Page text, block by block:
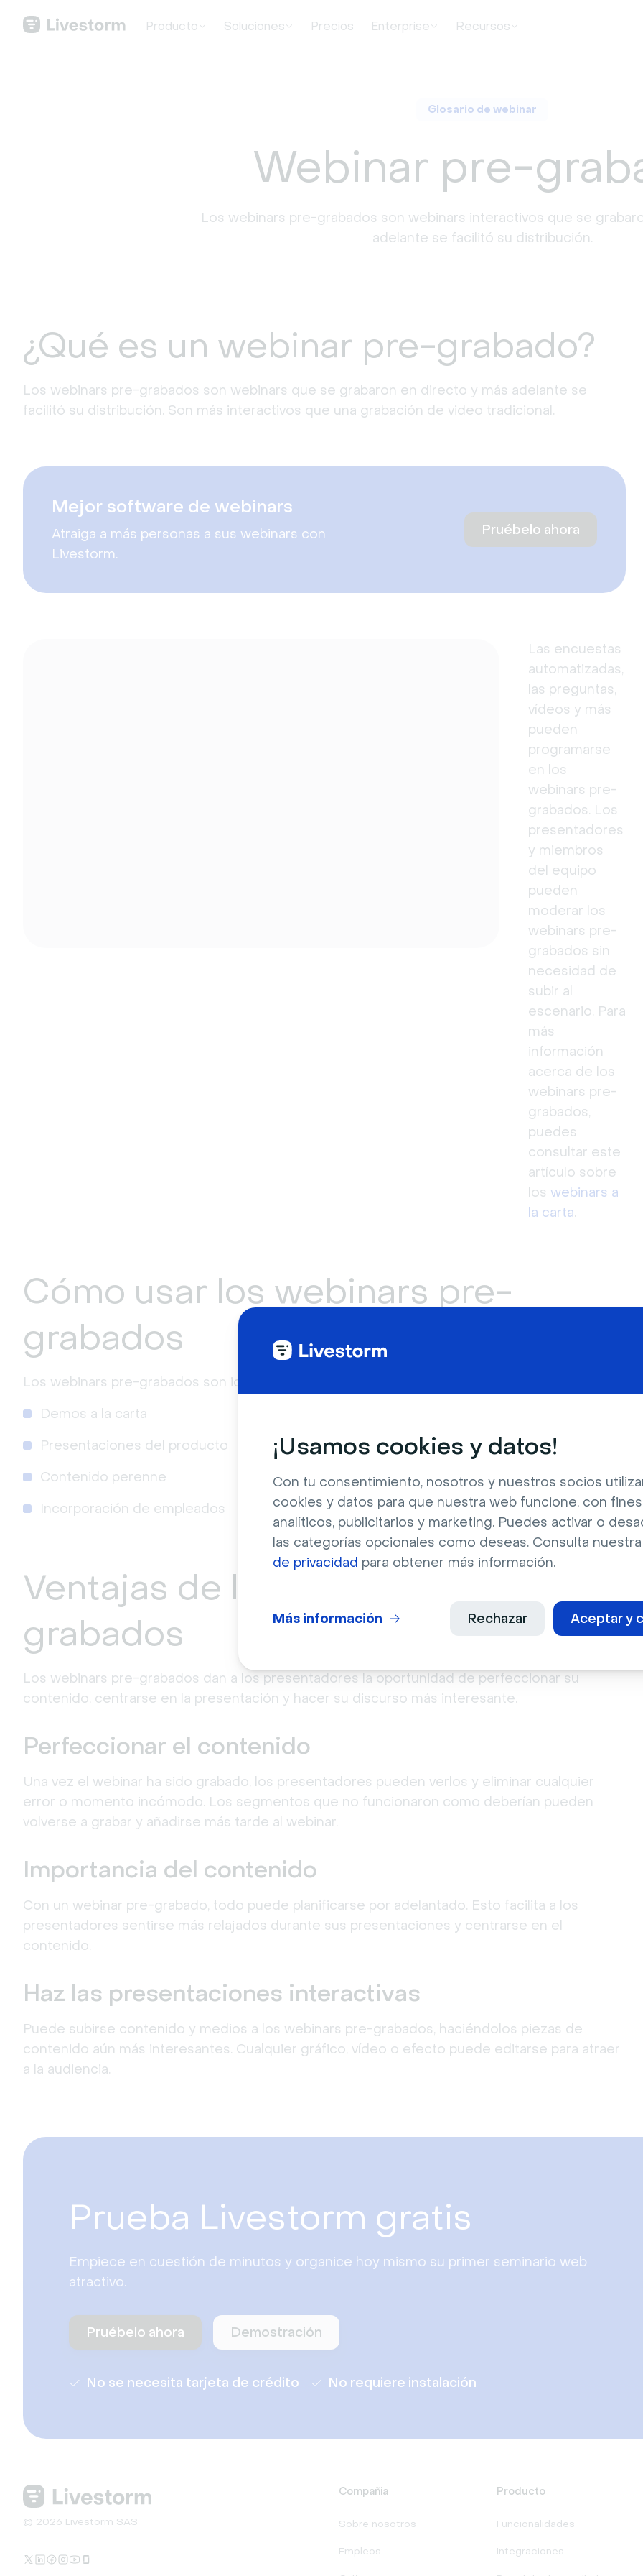
¡Usamos cookies y datos!
Con tu consentimiento, nosotros y nuestros socios
cookies y datos para que nuestra web funcione, con fines
analíticos, publicitarios y marketing. Puedes activar o
las categorías opcionales como deseas. Consulta nuestra
de privacidad para obtener más información.
Aceptar y
Rechazar
Más información
Producto Soluciones Precios Enterprise Recursos
Glosario de webinar
Webinar pre-
Los webinars pre-grabados son webinars interactivos que se
adelante se facilitó su distribución.
¿Qué es un webinar pre-grabado?
Los webinars pre-grabados son webinars que se grabaron en directo y más adelante se
facilitó su distribución. Son más interactivos que una grabación de video tradicional.
Mejor software de webinars
Atraiga a más personas a sus webinars con
Livestorm.
Pruébelo ahora
Las encuestas
automatizadas,
las preguntas,
vídeos y más
pueden
programarse
en los
webinars pre-
grabados. Los
presentadores
y miembros
del equipo
pueden
moderar los
webinars pre-
grabados sin
necesidad de
subir al
escenario. Para
más
información
acerca de los
webinars pre-
grabados,
puedes
consultar este
artículo sobre
los webinars a
la carta.
Cómo usar los webinars pre-
grabados
Los webinars pre-grabados son idóneos para los siguientes tipos de uso:
Demos a la carta
Presentaciones del producto
Contenido perenne
Incorporación de empleados
Ventajas de los webinars pre-
grabados
Los webinars pre-grabados dan a los presentadores la oportunidad de perfeccionar su
contenido, centrarse en la presentación y hacer su discurso más interesante.
Perfeccionar el contenido
Una vez el webinar ha sido grabado, los presentadores pueden verlos y eliminar cualquier
error o momento incómodo. Los segmentos que no funcionaron como deberían pueden
volverse a grabar y añadirse más tarde al webinar.
Importancia del contenido
Con un webinar pre-grabado, todo puede planificarse por adelantado. Esto facilita a los
presentadores sentirse más relajados durante sus presentaciones y centrarse en el
contenido.
Haz las presentaciones interactivas
Puede subirse contenido y medios a los webinars pre-grabados, haciéndolos piezas de
contenido aún más interesantes. Cualquier gráfico, vídeo o efecto puede editarse para atraer
a la audiencia.
Prueba Livestorm gratis
Empiece en cuestión de minutos y organice hoy mismo su primer seminario web
atractivo.
Pruébelo ahora Demostración
No se necesita tarjeta de crédito No requiere instalación
© 2026 Livestorm SAS
Compañia
Sobre nosotros
Empleos
Producto
Funcionalidades
Integraciones